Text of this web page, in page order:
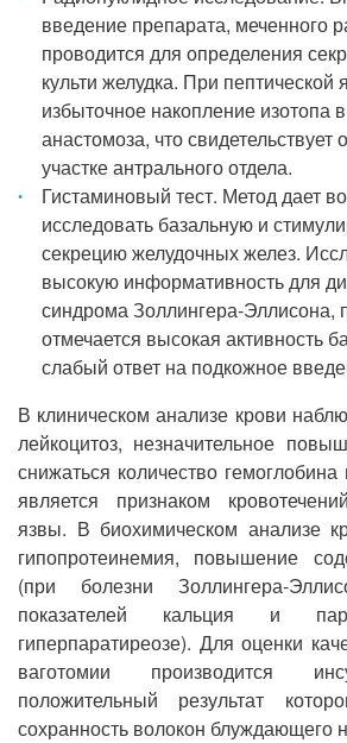
введение препарата, меченного
проводится для определения
культи желудка. При пептической
избыточное накопление изотопа
анастомоза, что свидетельствует
участке антрального отдела.
Гистаминовый тест. Метод дает
исследовать базальную и
секрецию желудочных желез.
высокую информативность для
синдрома Золлингера-Эллисона,
отмечается высокая активность
слабый ответ на подкожное
В клиническом анализе крови
лейкоцитоз, незначительное
снижаться количество
является признаком
язвы. В биохимическом анализе
гипопротеинемия, повышение
(при болезни Золлингера-
показателей кальция и
гиперпаратиреозе). Для оценки
ваготомии производится
положительный результат
сохранность волокон блуждающего